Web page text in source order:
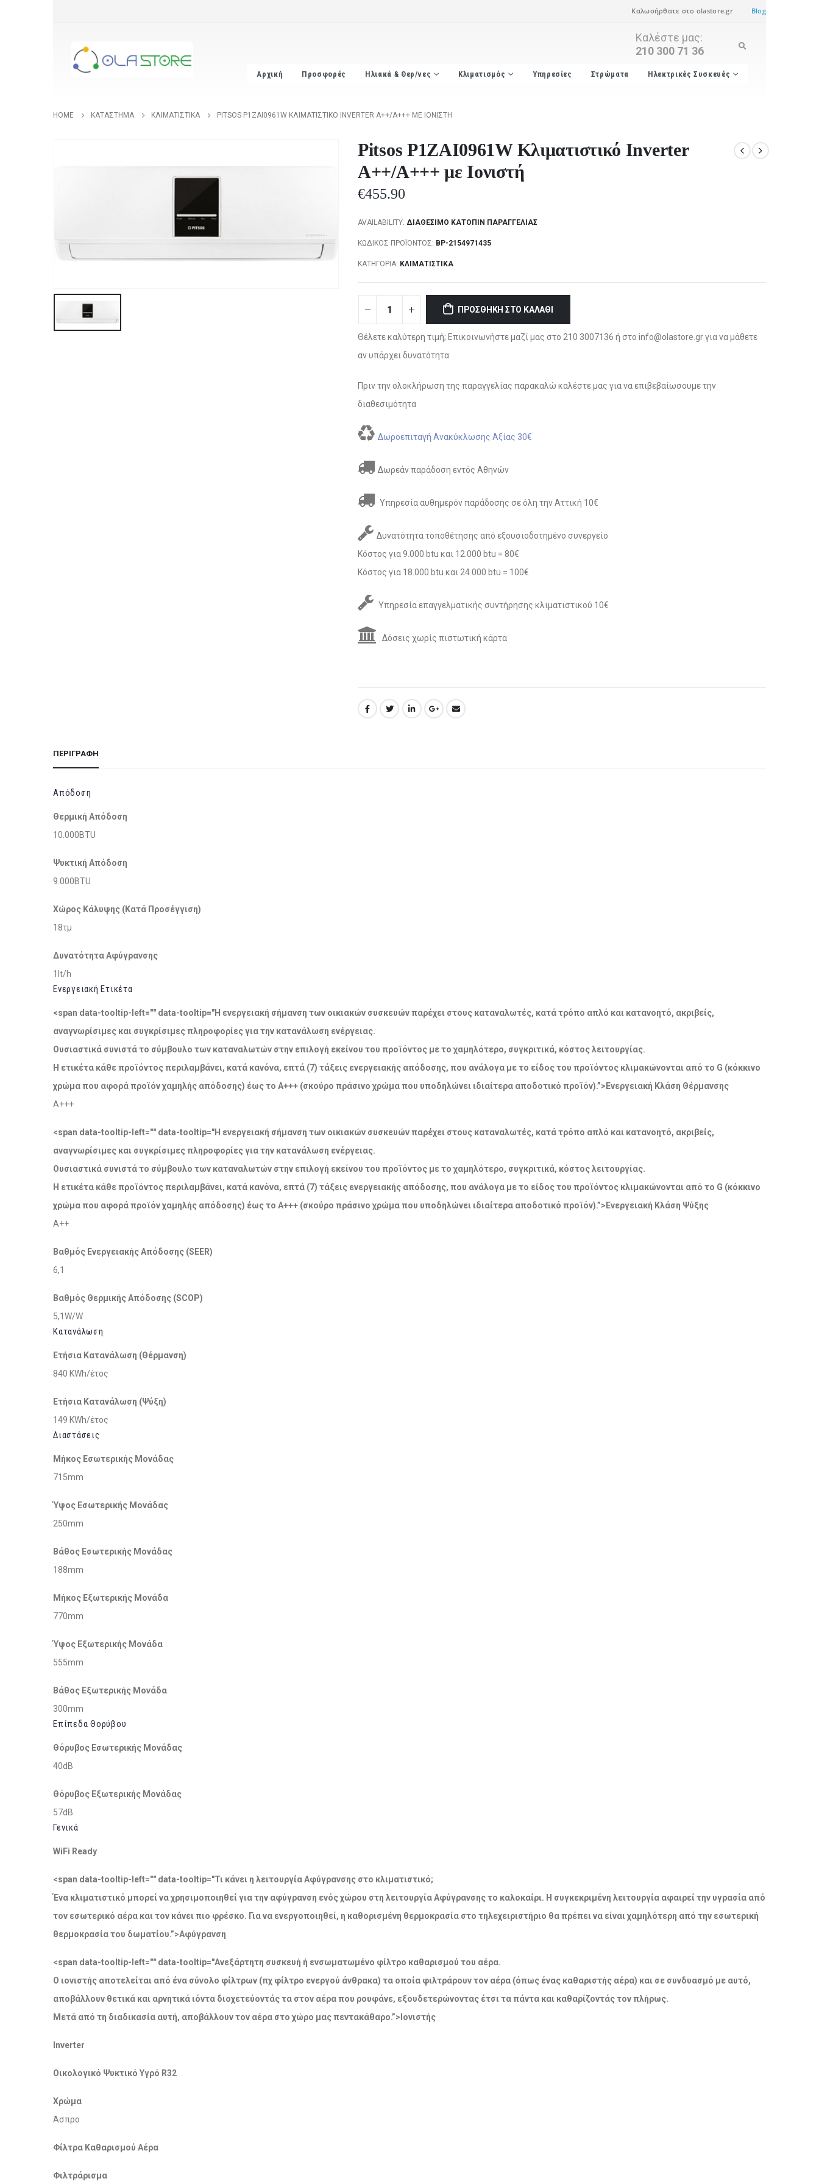
Καλωσήρθατε στο olastore.gr Blog
Καλέστε μας:
210 300 71 36
Αρχική Προσφορές Ηλιακά & Θερ/νες Κλιματισμός Υπηρεσίες Στρώματα Ηλεκτρικές Συσκευές
HOME ΚΑΤΆΣΤΗΜΑ ΚΛΙΜΑΤΙΣΤΙΚΆ PITSOS P1ZAI0961W ΚΛΙΜΑΤΙΣΤΙΚΌ INVERTER A++/A+++ ΜΕ ΙΟΝΙΣΤΉ
Pitsos P1ZAI0961W Κλιματιστικό Inverter
A++/A+++ με Ιονιστή
€455.90
AVAILABILITY: ΔΙΑΘΈΣΙΜΟ ΚΑΤΌΠΙΝ ΠΑΡΑΓΓΕΛΊΑΣ
ΚΩΔΙΚΌΣ ΠΡΟΪΌΝΤΟΣ: BP-2154971435
ΚΑΤΗΓΟΡΊΑ: ΚΛΙΜΑΤΙΣΤΙΚΆ
ΠΡΟΣΘΉΚΗ ΣΤΟ ΚΑΛΆΘΙ
Θέλετε καλύτερη τιμή; Επικοινωνήστε μαζί μας στο 210 3007136 ή στο info@olastore.gr για να μάθετε
αν υπάρχει δυνατότητα
Πριν την ολοκλήρωση της παραγγελίας παρακαλώ καλέστε μας για να επιβεβαίωσουμε την
διαθεσιμότητα
Δωροεπιταγή Ανακύκλωσης Αξίας 30€
Δωρεάν παράδοση εντός Αθηνών
Υπηρεσία αυθημερόν παράδοσης σε όλη την Αττική 10€
Δυνατότητα τοποθέτησης από εξουσιοδοτημένο συνεργείο
Κόστος για 9.000 btu και 12.000 btu = 80€
Κόστος για 18.000 btu και 24.000 btu = 100€
Υπηρεσία επαγγελματικής συντήρησης κλιματιστικού 10€
Δόσεις χωρίς πιστωτική κάρτα
ΠΕΡΙΓΡΑΦΉ
Απόδοση
Θερμική Απόδοση
10.000BTU
Ψυκτική Απόδοση
9.000BTU
Χώρος Κάλυψης (Κατά Προσέγγιση)
18τμ
Δυνατότητα Αφύγρανσης
1lt/h
Ενεργειακή Ετικέτα
<span data-tooltip-left="" data-tooltip="Η ενεργειακή σήμανση των οικιακών συσκευών παρέχει στους καταναλωτές, κατά τρόπο απλό και κατανοητό, ακριβείς,
αναγνωρίσιμες και συγκρίσιμες πληροφορίες για την κατανάλωση ενέργειας.
Ουσιαστικά συνιστά το σύμβουλο των καταναλωτών στην επιλογή εκείνου του προϊόντος με το χαμηλότερο, συγκριτικά, κόστος λειτουργίας.
Η ετικέτα κάθε προϊόντος περιλαμβάνει, κατά κανόνα, επτά (7) τάξεις ενεργειακής απόδοσης, που ανάλογα με το είδος του προϊόντος κλιμακώνονται από το G (κόκκινο
χρώμα που αφορά προϊόν χαμηλής απόδοσης) έως το Α+++ (σκούρο πράσινο χρώμα που υποδηλώνει ιδιαίτερα αποδοτικό προϊόν).”>Ενεργειακή Κλάση Θέρμανσης
A+++
<span data-tooltip-left="" data-tooltip="Η ενεργειακή σήμανση των οικιακών συσκευών παρέχει στους καταναλωτές, κατά τρόπο απλό και κατανοητό, ακριβείς,
αναγνωρίσιμες και συγκρίσιμες πληροφορίες για την κατανάλωση ενέργειας.
Ουσιαστικά συνιστά το σύμβουλο των καταναλωτών στην επιλογή εκείνου του προϊόντος με το χαμηλότερο, συγκριτικά, κόστος λειτουργίας.
Η ετικέτα κάθε προϊόντος περιλαμβάνει, κατά κανόνα, επτά (7) τάξεις ενεργειακής απόδοσης, που ανάλογα με το είδος του προϊόντος κλιμακώνονται από το G (κόκκινο
χρώμα που αφορά προϊόν χαμηλής απόδοσης) έως το Α+++ (σκούρο πράσινο χρώμα που υποδηλώνει ιδιαίτερα αποδοτικό προϊόν).”>Ενεργειακή Κλάση Ψύξης
A++
Βαθμός Ενεργειακής Απόδοσης (SEER)
6,1
Βαθμός Θερμικής Απόδοσης (SCOP)
5,1W/W
Κατανάλωση
Ετήσια Κατανάλωση (Θέρμανση)
840 KWh/έτος
Ετήσια Κατανάλωση (Ψύξη)
149 KWh/έτος
Διαστάσεις
Μήκος Εσωτερικής Μονάδας
715mm
Ύψος Εσωτερικής Μονάδας
250mm
Βάθος Εσωτερικής Μονάδας
188mm
Μήκος Εξωτερικής Μονάδα
770mm
Ύψος Εξωτερικής Μονάδα
555mm
Βάθος Εξωτερικής Μονάδα
300mm
Επίπεδα Θορύβου
Θόρυβος Εσωτερικής Μονάδας
40dB
Θόρυβος Εξωτερικής Μονάδας
57dB
Γενικά
WiFi Ready
<span data-tooltip-left="" data-tooltip="Τι κάνει η λειτουργία Αφύγρανσης στο κλιματιστικό;
Ένα κλιματιστικό μπορεί να χρησιμοποιηθεί για την αφύγρανση ενός χώρου στη λειτουργία Αφύγρανσης το καλοκαίρι. Η συγκεκριμένη λειτουργία αφαιρεί την υγρασία από
τον εσωτερικό αέρα και τον κάνει πιο φρέσκο. Για να ενεργοποιηθεί, η καθορισμένη θερμοκρασία στο τηλεχειριστήριο θα πρέπει να είναι χαμηλότερη από την εσωτερική
θερμοκρασία του δωματίου.”>Αφύγρανση
<span data-tooltip-left="" data-tooltip="Ανεξάρτητη συσκευή ή ενσωματωμένο φίλτρο καθαρισμού του αέρα.
Ο ιονιστής αποτελείται από ένα σύνολο φίλτρων (πχ φίλτρο ενεργού άνθρακα) τα οποία φιλτράρουν τον αέρα (όπως ένας καθαριστής αέρα) και σε συνδυασμό με αυτό,
αποβάλλουν θετικά και αρνητικά ιόντα διοχετεύοντάς τα στον αέρα που ρουφάνε, εξουδετερώνοντας έτσι τα πάντα και καθαρίζοντάς τον πλήρως.
Μετά από τη διαδικασία αυτή, αποβάλλουν τον αέρα στο χώρο μας πεντακάθαρο.”>Ιονιστής
Inverter
Οικολογικό Ψυκτικό Υγρό R32
Χρώμα
Άσπρο
Φίλτρα Καθαρισμού Αέρα
Φιλτράρισμα